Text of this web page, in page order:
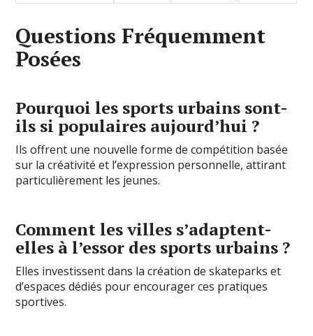
Questions Fréquemment
Posées
Pourquoi les sports urbains sont-
ils si populaires aujourd’hui ?
Ils offrent une nouvelle forme de compétition basée
sur la créativité et l’expression personnelle, attirant
particulièrement les jeunes.
Comment les villes s’adaptent-
elles à l’essor des sports urbains ?
Elles investissent dans la création de skateparks et
d’espaces dédiés pour encourager ces pratiques
sportives.